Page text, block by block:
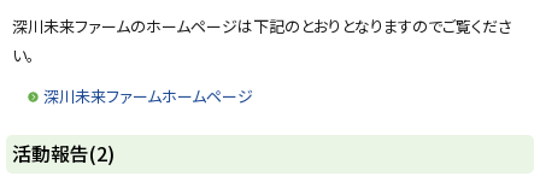
深川未来ファームのホームページは下記のとおりとなりますのでご覧くださ
い。
深川未来ファームホームページ
ト
ッ
活動報告(2)